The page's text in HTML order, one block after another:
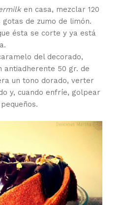
en casa, mezclar 120
de zumo de limón.
ésta se corte y ya está
del decorado,
antiadherente 50 gr. de
un tono dorado, verter
y, cuando enfríe, golpear